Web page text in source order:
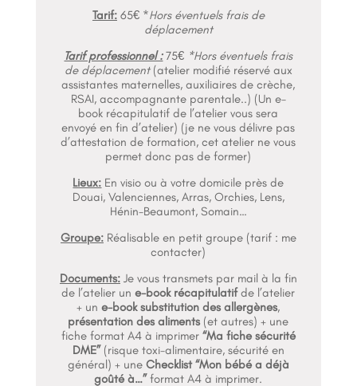
Tarif:65€ *Hors éventuels frais de
déplacement
Tarif professionnel :75€ *Hors éventuels frais
de déplacement(atelier modifié réservé aux
assistantes maternelles, auxiliaires de crèche,
RSAI, accompagnante parentale..) (Un e-
book récapitulatif de l’atelier vous sera
envoyé en fin d’atelier) (je ne vous délivre pas
d’attestation de formation, cet atelier ne vous
permet donc pas de former)
Lieux: En visio ou à votre domicile près de
Douai, Valenciennes, Arras, Orchies, Lens,
Hénin-Beaumont, Somain…
Groupe:Réalisable en petit groupe (tarif : me
contacter)
Documents:Je vous transmets par mail à la fin
de l’atelier une-book récapitulatifde l’atelier
+ une-book substitution des allergènes,
présentation des aliments (et autres) + une
fiche format A4 à imprimer “Ma fiche sécurité
DME”(risque toxi-alimentaire, sécurité en
général) + une Checklist “Mon bébé a déjà
goûté à…”format A4 à imprimer.